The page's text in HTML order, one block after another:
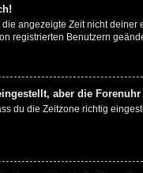
angezeigte Zeit nicht
registrierten Benutzern
aber die
du die Zeitzone richtig